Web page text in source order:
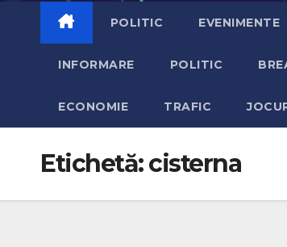
POLITIC EVENIMENTE
INFORMARE POLITIC
ECONOMIE TRAFIC
Etichetă:cisterna